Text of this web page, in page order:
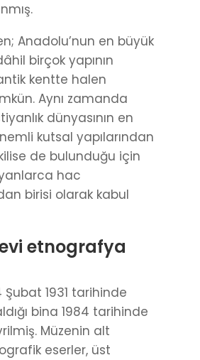
Anadolu’nun en büyük
birçok yapının
antik kentte halen
Aynı zamanda
dünyasının en
kutsal yapılarından
de bulunduğu için
hac
birisi olarak kabul
etnografya
Şubat 1931 tarihinde
bina 1984 tarihinde
Müzenin alt
eserler, üst